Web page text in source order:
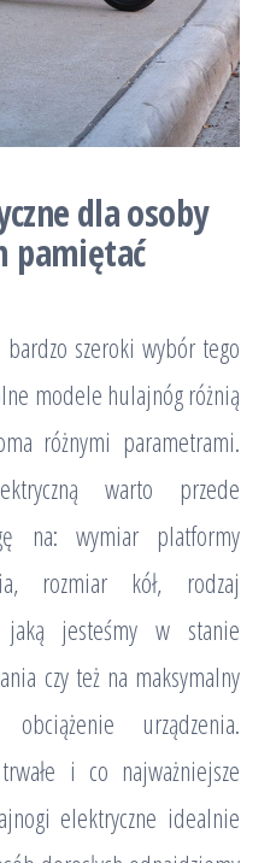
dla osoby
pamiętać
szeroki wybór tego
modele hulajnóg różnią
różnymi parametrami.
warto przede
na: wymiar platformy
rozmiar kół, rodzaj
jaką jesteśmy w stanie
czy też na maksymalny
urządzenia.
i co najważniejsze
elektryczne idealnie